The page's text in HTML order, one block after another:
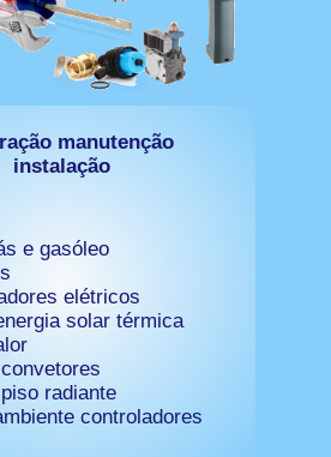
manutenção
instalação
e gasóleo
elétricos
solar térmica
radiante
controladores